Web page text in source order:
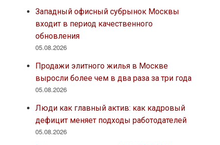
Западный офисный субрынок Москвы
входит в период качественного
обновления
05.08.2026
Продажи элитного жилья в Москве
выросли более чем в два раза за три года
05.08.2026
Люди как главный актив: как кадровый
дефицит меняет подходы работодателей
05.08.2026